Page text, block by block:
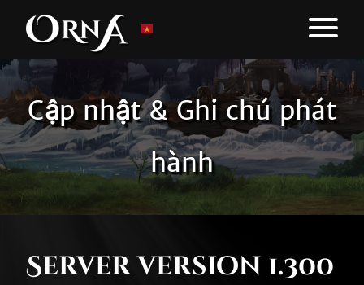
Cập nhật & Ghi chú phát
hành
Server version 1.300